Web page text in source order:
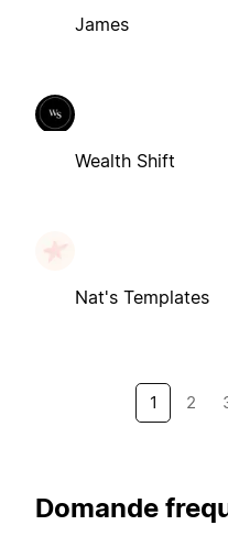
James
Wealth Shift
Nat's Templates
1 2
Domande